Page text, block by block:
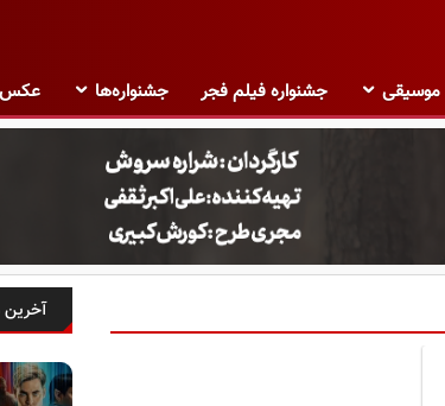
موسیقی جشنواره فیلم فجر جشنواره‌ها عکس